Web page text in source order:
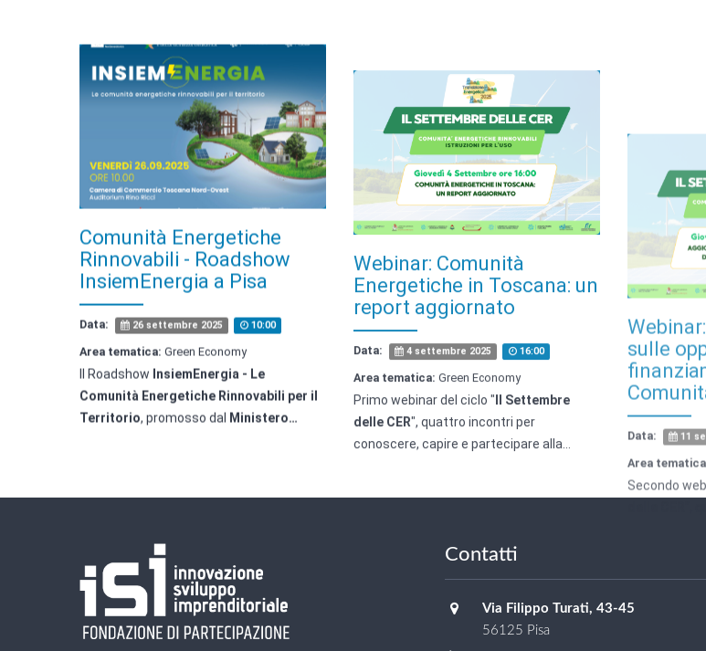
Comunità Energetiche
Rinnovabili - Roadshow
InsiemEnergia a Pisa
Data: 26 settembre 2025 10:00
Area tematica: Green Economy
Il Roadshow InsiemEnergia - Le
Comunità Energetiche Rinnovabili per il
Territorio , promosso dal Ministero…
Webinar: Comunità
Energetiche in Toscana: un
report aggiornato
Data: 4 settembre 2025
Area tematica:Green Economy
Primo webinar del ciclo "
delle CER ", quattro incontri per
conoscere, capire e partecipare alla…
sulle
Data: 11
Area
Secondo
delle CER",
Contatti
Via Filippo Turati, 43-45
56125 Pisa